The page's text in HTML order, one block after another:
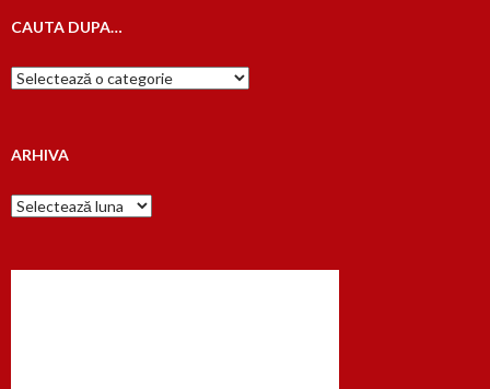
CAUTA DUPA…
Cauta
dupa…
ARHIVA
Arhiva